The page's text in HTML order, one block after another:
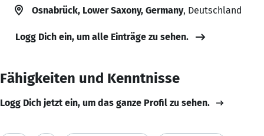
Osnabrück, Lower Saxony, Germany, Deutschland
Logg Dich ein, um alle Einträge zu sehen.
Fähigkeiten und Kenntnisse
Logg Dich jetzt ein, um das ganze Profil zu sehen.